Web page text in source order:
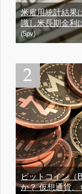
米雇用統計結果
識し米長期金利
(5pv)
ビットコイン（
か？ 仮想通貨